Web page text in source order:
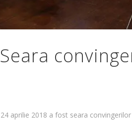
Seara
24 aprilie 2018 a fost seara